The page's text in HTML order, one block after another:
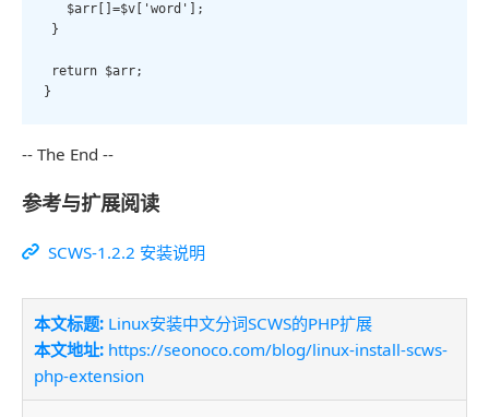
   $arr[]=$v['word'];
}
return $arr;
}
-- The End --
参考与扩展阅读
SCWS-1.2.2 安装说明
本文标题: Linux安装中文分词SCWS的PHP扩展
本文地址: https://seonoco.com/blog/linux-install-scws-
php-extension